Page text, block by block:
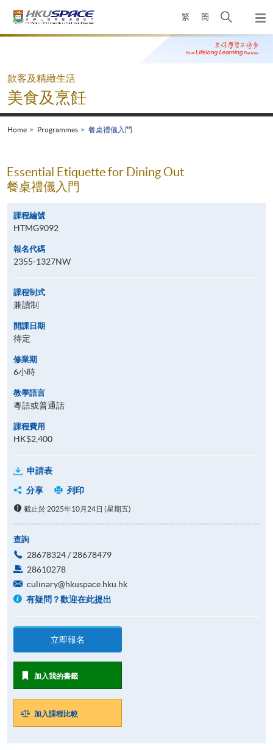
繁 簡
Open
search
panel
Main
款客及精緻生活
美食及烹飪
Home Programmes 餐桌禮儀入門
Essential Etiquette for Dining Out
餐桌禮儀入門
課程編號
HTMG9092
報名代碼
2355-1327NW
課程制式
兼讀制
開課日期
待定
修業期
6小時
教學語言
粵語或普通話
課程費用
HK$2,400
申請表
分享
列印
截止於 2025年10月24日 (星期五)
查詢
28678324 / 28678479
28610278
culinary@hkuspace.hku.hk
有疑問？歡迎在此提出
立即報名
加入我的書籤
加入課程比較